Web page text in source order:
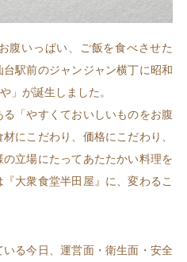
腹いっぱい、ご飯を食べさせた
駅前のジャンジャン横丁に昭和
」が誕生しました。
「やすくておいしいものをお腹
にこだわり、価格にこだわり、
立場にたってあたたかい料理を
大衆食堂半田屋』に、変わるこ
る今日、運営面・衛生面・安全